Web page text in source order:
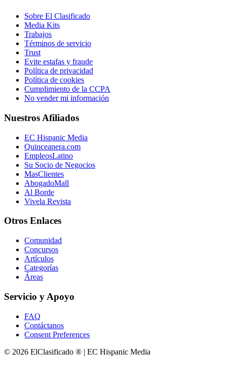
Sobre El Clasificado
Media Kits
Trabajos
Términos de servicio
Trust
Evite estafas y fraude
Política de privacidad
Política de cookies
Cumplimiento de la CCPA
No vender mi información
Nuestros Afiliados
EC Hispanic Media
Quinceanera.com
EmpleosLatino
Su Socio de Negocios
MasClientes
AbogadoMall
Al Borde
Vivela Revista
Otros Enlaces
Comunidad
Concursos
Artículos
Categorías
Áreas
Servicio y Apoyo
FAQ
Contáctanos
Consent Preferences
© 2026 ElClasificado ® | EC Hispanic Media